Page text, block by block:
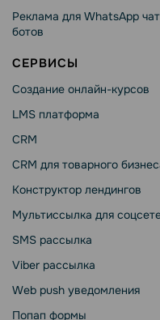
Реклама для WhatsApp
ботов
СЕРВИСЫ
Создание онлайн-курсов
LMS платформа
CRM
CRM для товарного
Конструктор лендингов
Мультиссылка для
SMS рассылка
Viber рассылка
Web push уведомления
Попап формы